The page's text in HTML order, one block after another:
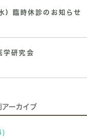
) 臨時休診のお知らせ
学研究会
アーカイブ